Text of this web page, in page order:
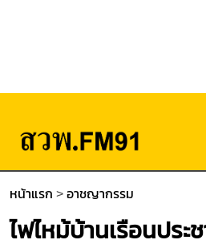
หน้าแรก > อาชญากรรม
ไฟไหม้บ้านเรือนประ